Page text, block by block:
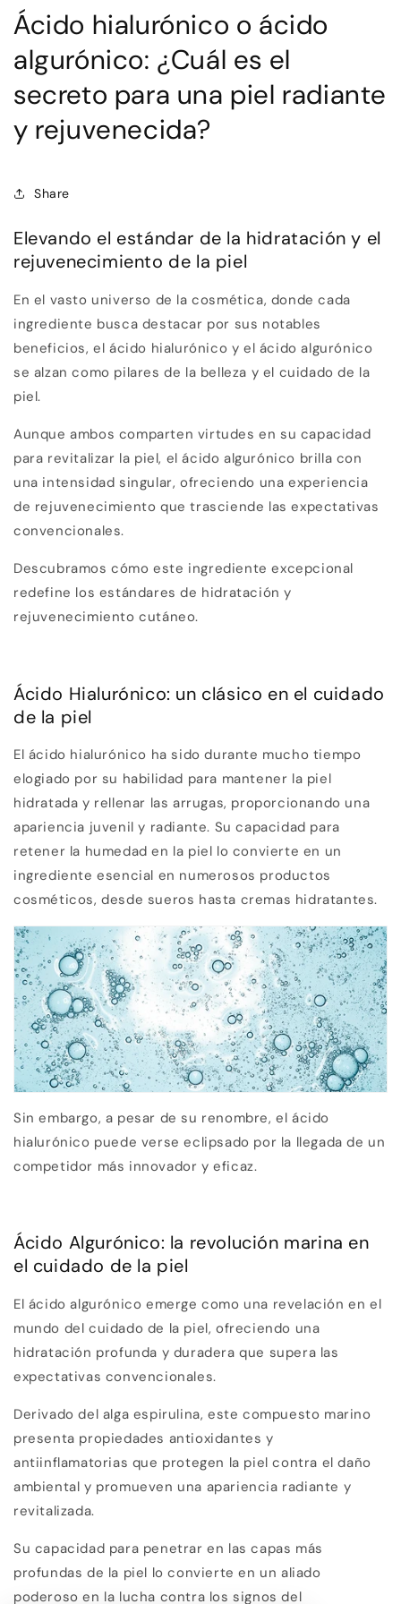
Ácido hialurónico o ácido
algurónico: ¿Cuál es el
secreto para una piel radiante
y rejuvenecida?
Share
Elevando el estándar de la hidratación y el
rejuvenecimiento de la piel
En el vasto universo de la cosmética, donde cada
ingrediente busca destacar por sus notables
beneficios, el ácido hialurónico y el ácido algurónico
se alzan como pilares de la belleza y el cuidado de la
piel.
Aunque ambos comparten virtudes en su capacidad
para revitalizar la piel, el ácido algurónico brilla con
una intensidad singular, ofreciendo una experiencia
de rejuvenecimiento que trasciende las expectativas
convencionales.
Descubramos cómo este ingrediente excepcional
redefine los estándares de hidratación y
rejuvenecimiento cutáneo.
Ácido Hialurónico: un clásico en el cuidado
de la piel
El ácido hialurónico ha sido durante mucho tiempo
elogiado por su habilidad para mantener la piel
hidratada y rellenar las arrugas, proporcionando una
apariencia juvenil y radiante. Su capacidad para
retener la humedad en la piel lo convierte en un
ingrediente esencial en numerosos productos
cosméticos, desde sueros hasta cremas hidratantes.
Sin embargo, a pesar de su renombre, el ácido
hialurónico puede verse eclipsado por la llegada de un
competidor más innovador y eficaz.
Ácido Algurónico: la revolución marina en
el cuidado de la piel
El ácido algurónico emerge como una revelación en el
mundo del cuidado de la piel, ofreciendo una
hidratación profunda y duradera que supera las
expectativas convencionales.
Derivado del alga espirulina, este compuesto marino
presenta propiedades antioxidantes y
antiinflamatorias que protegen la piel contra el daño
ambiental y promueven una apariencia radiante y
revitalizada.
Su capacidad para penetrar en las capas más
profundas de la piel lo convierte en un aliado
poderoso en la lucha contra los signos del